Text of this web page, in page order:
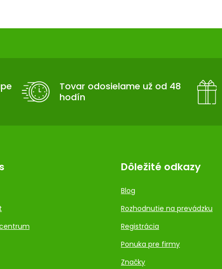
Tovar odosielame už od 48
hodín
Dôležité odkazy
Blog
Rozhodnutie na prevádzku
Registrácia
Ponuka pre firmy
Značky